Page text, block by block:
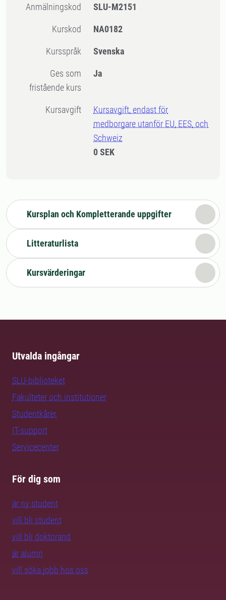
Anmälningskod SLU-M2151
Kurskod NA0182
Kursspråk Svenska
Ges som
fristående kurs
Ja
Kursavgift
Kursavgift, endast för
medborgare utanför EU, EES, och
Schweiz
0 SEK
Kursplan och Kompletterande uppgifter
Litteraturlista
Kursvärderingar
Utvalda ingångar
SLU-biblioteket
Fakulteter och institutioner
Studentkårer
IT-support
Servicecenter
För dig som
är ny student
vill bli student
vill bli doktorand
är alumn
vill söka jobb hos oss